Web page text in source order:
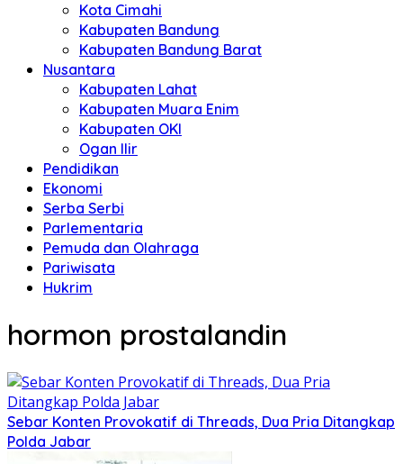
Kota Cimahi
Kabupaten Bandung
Kabupaten Bandung Barat
Nusantara
Kabupaten Lahat
Kabupaten Muara Enim
Kabupaten OKI
Ogan Ilir
Pendidikan
Ekonomi
Serba Serbi
Parlementaria
Pemuda dan Olahraga
Pariwisata
Hukrim
hormon prostalandin
Sebar Konten Provokatif di Threads, Dua Pria Ditangkap
Polda Jabar